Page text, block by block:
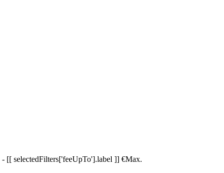
- [[ selectedFilters['feeUpTo'].label ]] €Max.